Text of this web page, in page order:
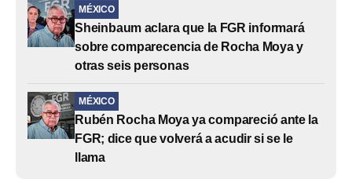
MÉXICO
Sheinbaum aclara que la FGR informará
sobre comparecencia de Rocha Moya y
otras seis personas
MÉXICO
Rubén Rocha Moya ya compareció ante la
FGR; dice que volverá a acudir si se le
llama